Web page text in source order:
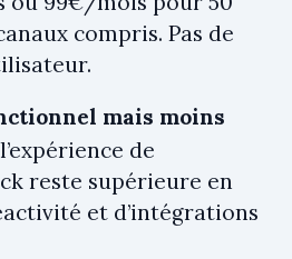
compris. Pas de
mais moins
l’expérience de
reste supérieure en
et d’intégrations